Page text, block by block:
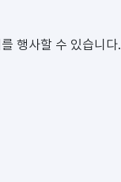
행사할 수 있습니다.